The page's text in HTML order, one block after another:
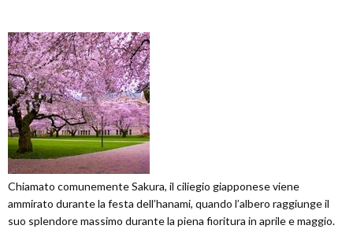
Chiamato comunemente Sakura, il ciliegio giapponese viene
ammirato durante la festa dell’hanami, quando l’albero raggiunge il
suo splendore massimo durante la piena fioritura in aprile e maggio.